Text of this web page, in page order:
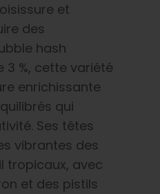
et
des
hash
%, cette variété
enrichissante
qui
Ses têtes
vibrantes des
tropicaux, avec
et des pistils